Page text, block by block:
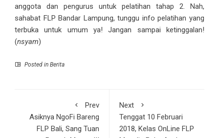
anggota dan pengurus untuk pelatihan tahap 2. Nah,
sahabat FLP Bandar Lampung, tunggu info pelatihan yang
terbuka untuk umum ya! Jangan sampai ketinggalan!
(nsyam)
Posted in Berita
Prev
Asiknya NgoFi Bareng
FLP Bali, Sang Tuan
Next
Tenggat 10 Februari
2018, Kelas OnLine FLP